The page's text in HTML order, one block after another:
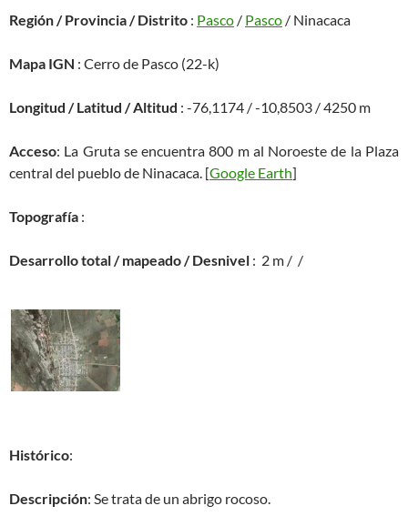
Región / Provincia / Distrito : Pasco / Pasco / Ninacaca
Mapa IGN : Cerro de Pasco (22-k)
Longitud / Latitud / Altitud : -76,1174 / -10,8503 / 4250 m
Acceso: La Gruta se encuentra 800 m al Noroeste de la Plaza
central del pueblo de Ninacaca. [Google Earth]
Topografía :
Desarrollo total / mapeado / Desnivel : 2 m / /
Histórico:
Descripción: Se trata de un abrigo rocoso.